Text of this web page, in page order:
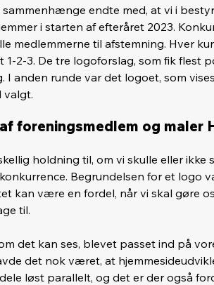
sammenhænge endte med, at vi i
i starten af efteråret 2023.
medlemmerne til afstemning. Hver
2-3. De tre logoforslag, som fik flest
I anden runde var det logoet, som
valgt.
foreningsmedlem og maler
holdning til, om vi skulle eller ikke
Begrundelsen for et logo
kan være en fordel, når vi skal gøre
til.
det kan ses, blevet passet ind på
det nok været, at
løst parallelt, og det er der også